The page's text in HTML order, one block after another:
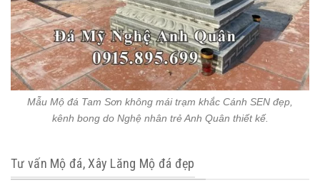
Mẫu Mộ đá Tam Sơn không mái trạm khắc Cánh SEN đẹp,
kênh bong do Nghệ nhân trẻ Anh Quân thiết kế.
Tư vấn Mộ đá, Xây Lăng Mộ đá đẹp